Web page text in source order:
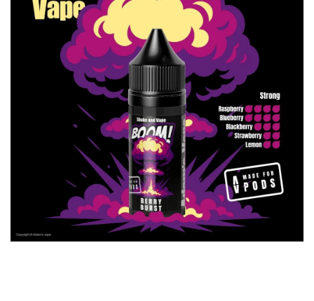
NIKOTINOVÉ SÁČKY
DÁRKOVÉ VOUCHERY
ATOMIZÉRY A CARTRIDGE
BATERIE A NABÍJEČKY
GRIPY & MODY
JEDNORÁZOVÉ A DOBÍJECÍ E-CIGARETY